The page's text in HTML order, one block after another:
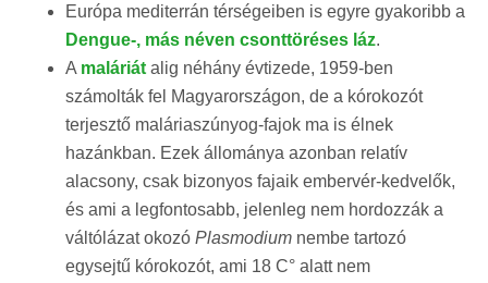
Európa mediterrán térségeiben is egyre gyakoribb a
Dengue-, más néven csonttöréses láz.
A maláriát alig néhány évtizede, 1959-ben
számolták fel Magyarországon, de a kórokozót
terjesztő maláriaszúnyog-fajok ma is élnek
hazánkban. Ezek állománya azonban relatív
alacsony, csak bizonyos fajaik embervér-kedvelők,
és ami a legfontosabb, jelenleg nem hordozzák a
váltólázat okozó Plasmodium nembe tartozó
egysejtű kórokozót, ami 18 C° alatt nem